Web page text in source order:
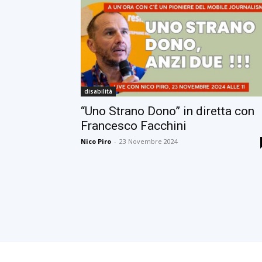
disabilità
“Uno Strano Dono” in diretta con
Francesco Facchini
Nico Piro - 23 Novembre 2024